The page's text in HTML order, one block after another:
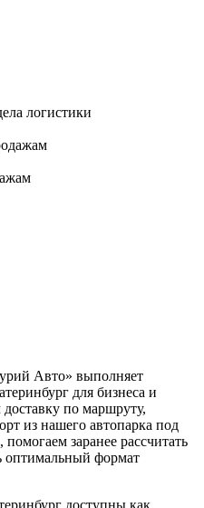
логистики
Авто» выполняет
для бизнеса и
по маршруту,
из нашего автопарка под
заранее рассчитать
оптимальный формат
доступны как